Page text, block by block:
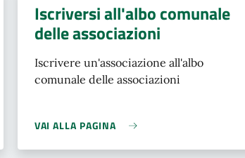
Iscriversi all'albo comunale
delle associazioni
Iscrivere un'associazione all'albo
comunale delle associazioni
VAI ALLA PAGINA